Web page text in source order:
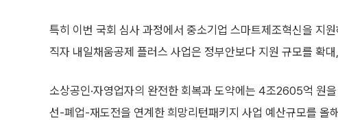
특히 이번 국회 심사 과정에서 중소기업 스마트제조혁신을 지
직자 내일채움공제 플러스 사업은 정부안보다 지원 규모를 확
소상공인·자영업자의 완전한 회복과 도약에는 4조2605억 원
선-폐업-재도전을 연계한 희망리턴패키지 사업 예산규모를